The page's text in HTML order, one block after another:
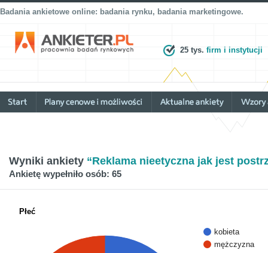
Badania ankietowe online: badania rynku, badania marketingowe.
25 tys. firm i instytucji
Wyniki ankiety “Reklama nieetyczna jak jest
Ankietę wypełniło osób: 65
Płeć
kobieta
mężczyzna